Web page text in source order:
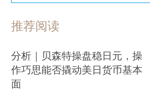
推荐阅读
分析｜贝森特操盘稳日元，操
作巧思能否撬动美日货币基本
面